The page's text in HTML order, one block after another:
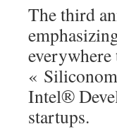
The third
«
Intel®
startups.